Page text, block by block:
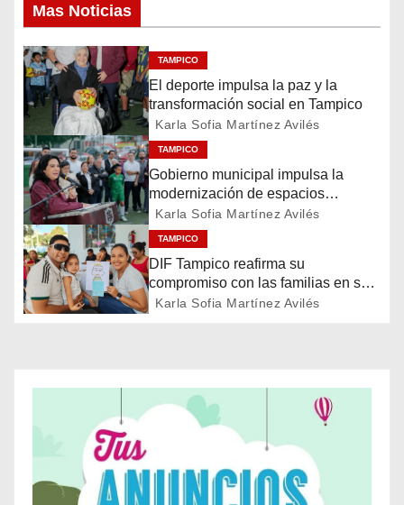
v
e
g
a
c
i
ó
n
d
e
Mas Noticias
TAMPICO
El deporte impulsa la paz y la
transformación social en Tampico
Karla Sofia Martínez Avilés
TAMPICO
Gobierno municipal impulsa la
modernización de espacios
deportivos en la ciudad
Karla Sofia Martínez Avilés
TAMPICO
DIF Tampico reafirma su
compromiso con las familias en su
día
Karla Sofia Martínez Avilés